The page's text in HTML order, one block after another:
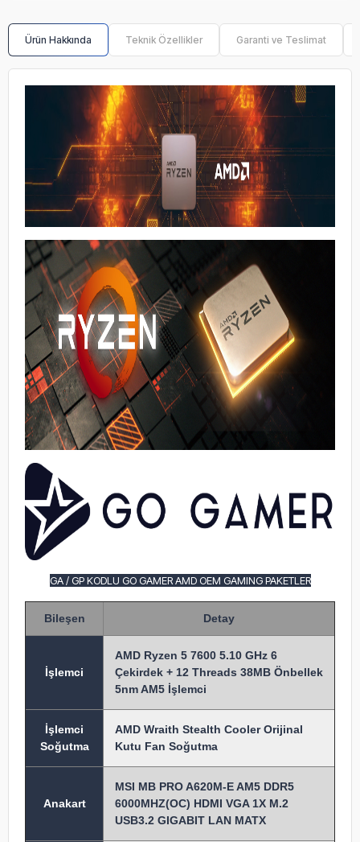
Ürün Hakkında Teknik Özellikler Garanti ve Teslimat
GA / GP KODLU GO GAMER AMD OEM GAMING PAKETLER
Bileşen Detay
İşlemci
AMD Ryzen 5 7600 5.10 GHz 6
Çekirdek + 12 Threads 38MB Önbellek
5nm AM5 İşlemci
İşlemci
Soğutma
AMD Wraith Stealth Cooler Orijinal
Kutu Fan Soğutma
Anakart
MSI MB PRO A620M-E AM5 DDR5
6000MHZ(OC) HDMI VGA 1X M.2
USB3.2 GIGABIT LAN MATX